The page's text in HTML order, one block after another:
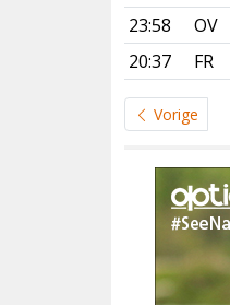
23:58
OV
20:37
FR
Vorige